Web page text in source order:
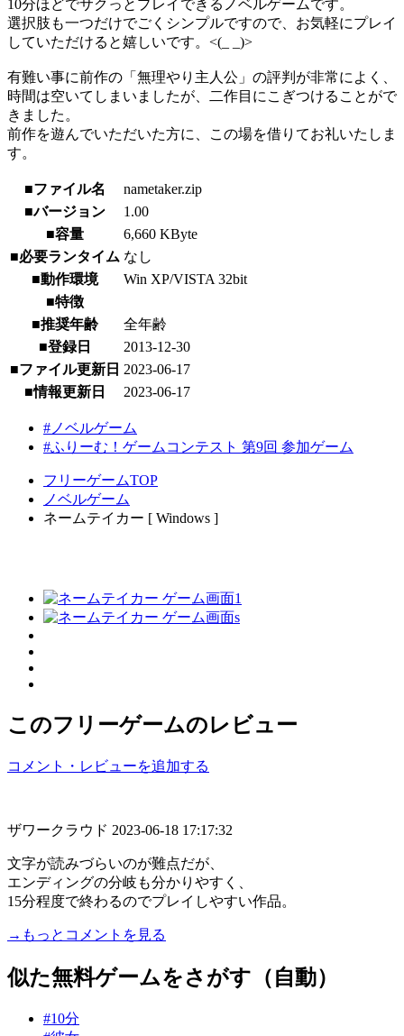
10分ほどでサクっとプレイできるノベルゲームです。
選択肢も一つだけでごくシンプルですので、お気軽にプレイ
していただけると嬉しいです。<(_ _)>
有難い事に前作の「無理やり主人公」の評判が非常によく、
時間は空いてしまいましたが、二作目にこぎつけることがで
きました。
前作を遊んでいただいた方に、この場を借りてお礼いたしま
す。
■ファイル名
nametaker.zip
■バージョン
1.00
■容量
6,660 KByte
■必要ランタイム なし
■動作環境
Win XP/VISTA 32bit
■特徴
■推奨年齢
全年齢
■登録日
2013-12-30
■ファイル更新日 2023-06-17
■情報更新日
2023-06-17
#ノベルゲーム
#ふりーむ！ゲームコンテスト 第9回 参加ゲーム
フリーゲームTOP
ノベルゲーム
ネームテイカー [ Windows ]
このフリーゲームのレビュー
コメント・レビューを追加する
ザワークラウド 2023-06-18 17:17:32
文字が読みづらいのが難点だが、
エンディングの分岐も分かりやすく、
15分程度で終わるのでプレイしやすい作品。
→もっとコメントを見る
似た無料ゲームをさがす（自動）
#10分